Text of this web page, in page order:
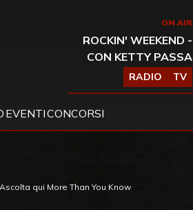
ON AIR
ROCKIN' WEEKEND -
CON KETTY PASSA
RADIO TV
EVENTICONCORSI
qui More Than You Know